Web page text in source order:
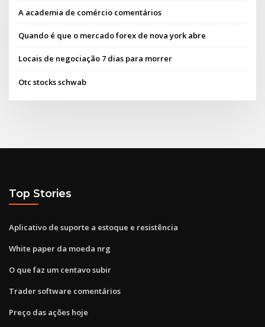
A academia de comércio comentários
Quando é que o mercado forex de nova york abre
Locais de negociação 7 dias para morrer
Otc stocks schwab
Top Stories
Aplicativo de suporte a estoque e resistência
White paper da moeda nrg
O que faz um centavo subir
Trader software comentários
Preço das ações hoje